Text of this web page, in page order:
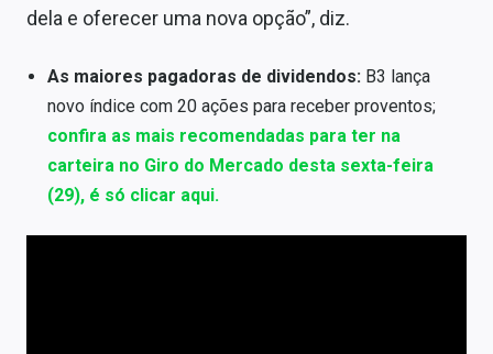
dela e oferecer uma nova opção”, diz.
As maiores pagadoras de dividendos: B3 lança
novo índice com 20 ações para receber proventos;
confira as mais recomendadas para ter na
carteira no Giro do Mercado desta sexta-feira
(29), é só clicar aqui.